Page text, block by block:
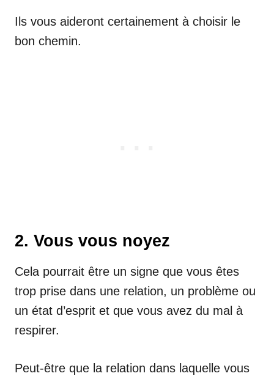
Ils vous aideront certainement à choisir le
bon chemin.
2. Vous vous noyez
Cela pourrait être un signe que vous êtes
trop prise dans une relation, un problème ou
un état d’esprit et que vous avez du mal à
respirer.
Peut-être que la relation dans laquelle vous